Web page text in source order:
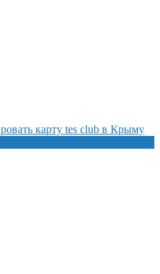
карту tes club в Крыму